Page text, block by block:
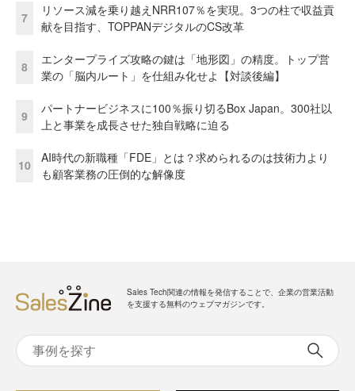
7
リソース減を乗り越えNRR107％を実現。3つの柱で収益貢
献を目指す、TOPPANデジタルのCS改革
8
エンタープライズ攻略の鍵は「地形図」の精度。トップ営
業の「脳内ルート」を仕組み化せよ【対談後編】
9
パートナービジネスに100％振り切るBox Japan。300社以
上と事業を成長させた独自戦略に迫る
10
AI時代の新職種「FDE」とは？求められるのは技術力より
も顧客業務の圧倒的な解像度
Sales Tech関連の情報を発信することで、企業の営業活動
を支援する無料のウェブマガジンです。